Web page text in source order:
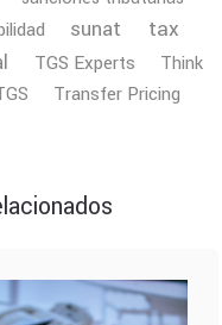
sunat
tax
TGS Experts
Think
Transfer Pricing